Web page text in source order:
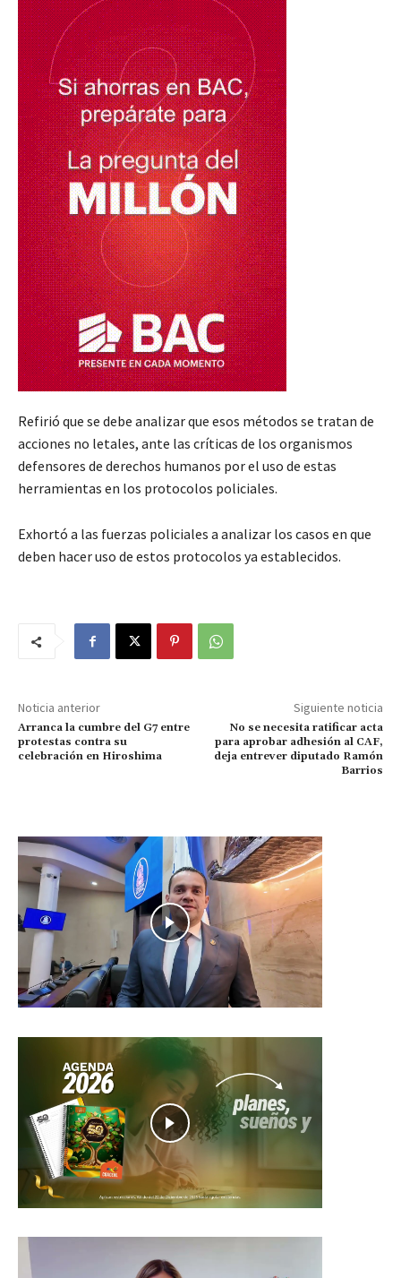
Refirió que se debe analizar que esos métodos se tratan de
acciones no letales, ante las críticas de los organismos
defensores de derechos humanos por el uso de estas
herramientas en los protocolos policiales.
Exhortó a las fuerzas policiales a analizar los casos en que
deben hacer uso de estos protocolos ya establecidos.
Noticia anterior
Arranca la cumbre del G7 entre
protestas contra su
celebración en Hiroshima
Siguiente noticia
No se necesita ratificar acta
para aprobar adhesión al CAF,
deja entrever diputado Ramón
Barrios